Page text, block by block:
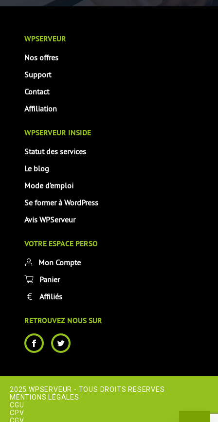
WPSERVEUR
Nos offres
Support
Contact
Affiliation
WPSERVEUR INSIDE
Statut des services
Le blog
Mode d’emploi
Se former à WordPress
Avis WPServeur
VOTRE ESPACE PERSO
Mon Compte
Panier
Affiliés
RETROUVEZ NOUS SUR
2025 WPSERVEUR - TOUS DROITS RESERVES
MENTIONS LÉGALES
CGU
CPV